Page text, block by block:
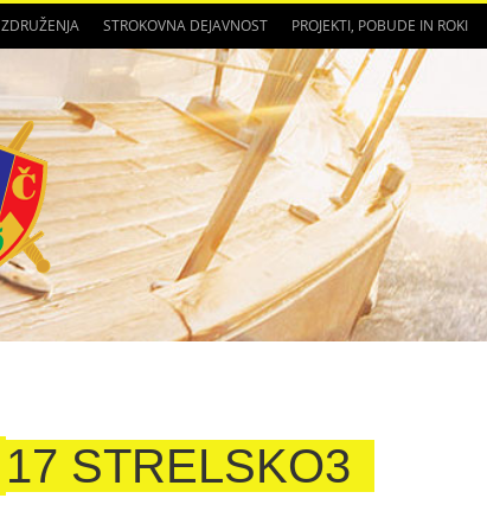
ZDRUŽENJA STROKOVNA DEJAVNOST PROJEKTI, POBUDE IN ROKI
17 STRELSKO3